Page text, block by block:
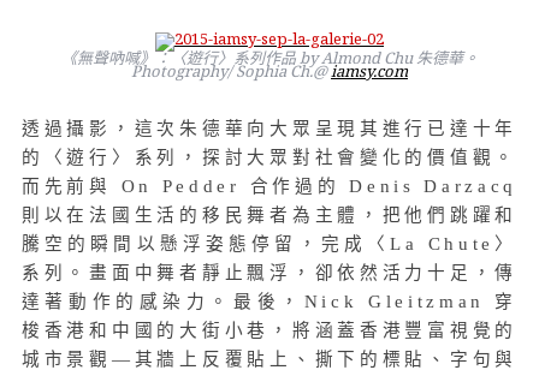
《無聲吶喊》：〈遊行〉系列作品 by Almond Chu 朱德華。
Photography/ Sophia Ch.@iamsy.com
透過攝影，這次朱德華向大眾呈現其進行已達十年
的〈遊行〉系列，探討大眾對社會變化的價值觀。
而先前與 On Pedder 合作過的 Denis Darzacq
則以在法國生活的移民舞者為主體，把他們跳躍和
騰空的瞬間以懸浮姿態停留，完成〈La Chute〉
系列。畫面中舞者靜止飄浮，卻依然活力十足，傳
達著動作的感染力。最後，Nick Gleitzman 穿
梭香港和中國的大街小巷，將涵蓋香港豐富視覺的
城市景觀—其牆上反覆貼上、撕下的標貼、字句與